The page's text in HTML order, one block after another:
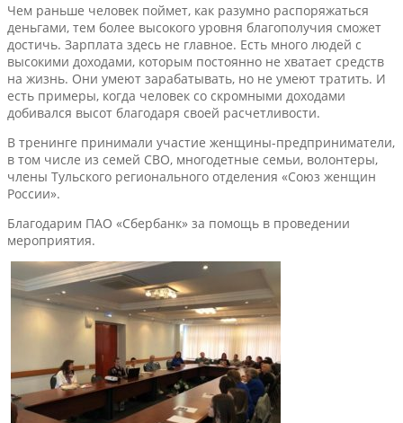
Чем раньше человек поймет, как разумно распоряжаться
деньгами, тем более высокого уровня благополучия сможет
достичь. Зарплата здесь не главное. Есть много людей с
высокими доходами, которым постоянно не хватает средств
на жизнь. Они умеют зарабатывать, но не умеют тратить. И
есть примеры, когда человек со скромными доходами
добивался высот благодаря своей расчетливости.
В тренинге принимали участие женщины-предприниматели,
в том числе из семей СВО, многодетные семьи, волонтеры,
члены Тульского регионального отделения «Союз женщин
России».
Благодарим ПАО «Сбербанк» за помощь в проведении
мероприятия.